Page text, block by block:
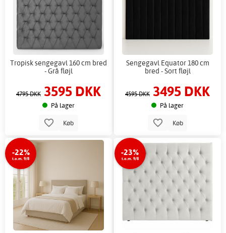
Tropisk sengegavl 160 cm bred
- Grå fløjl
4795 DKK 3595 DKK
På lager
Køb
Sengegavl Equator 180 cm
bred - Sort fløjl
4595 DKK 3495 DKK
På lager
Køb
-22%
t.o.m. 9/8
-23%
t.o.m. 9/8